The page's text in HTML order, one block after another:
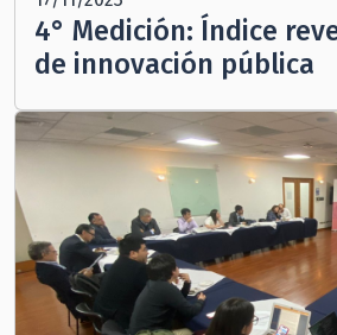
4° Medición: Índice
de innovación pública